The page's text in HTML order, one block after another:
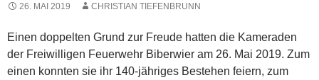
26. MAI 2019 CHRISTIAN TIEFENBRUNN
Einen doppelten Grund zur Freude hatten die Kameraden
der Freiwilligen Feuerwehr Biberwier am 26. Mai 2019. Zum
einen konnten sie ihr 140-jähriges Bestehen feiern, zum